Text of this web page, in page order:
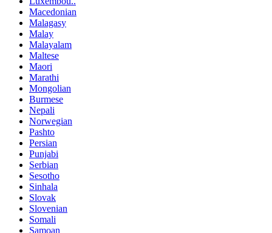
Macedonian
Malagasy
Malay
Malayalam
Maltese
Maori
Marathi
Mongolian
Burmese
Nepali
Norwegian
Pashto
Persian
Punjabi
Serbian
Sesotho
Sinhala
Slovak
Slovenian
Somali
Samoan